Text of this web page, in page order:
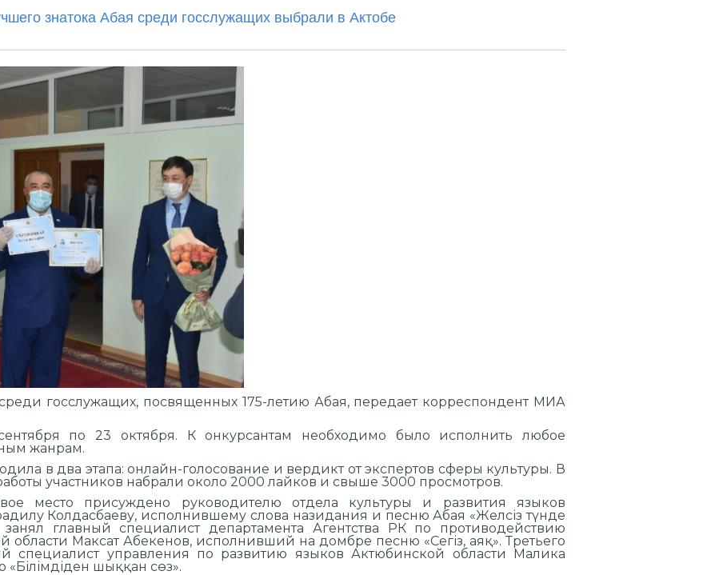
знатока Абая среди госслужащих выбрали в Актобе
госслужащих, посвященных 175-летию Абая, передает корреспондент МИА
по 23 октября. К онкурсантам необходимо было исполнить любое
жанрам.
в два этапа: онлайн-голосование и вердикт от экспертов сферы культуры. В
участников набрали около 2000 лайков и свыше 3000 просмотров.
место присуждено руководителю отдела культуры и развития языков
Колдасбаеву, исполнившему слова назидания и песню Абая «Желсіз түнде
главный специалист департамента Агентства РК по противодействию
Максат Абекенов, исполнивший на домбре песню «Сегіз, аяқ». Третьего
специалист управления по развитию языков Актюбинской области Малика
шыққан сөз».